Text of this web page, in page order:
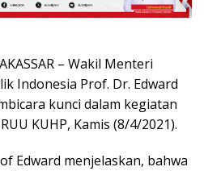
– Wakil Menteri
Indonesia Prof. Dr. Edward
kunci dalam kegiatan
KUHP, Kamis (8/4/2021).
Edward menjelaskan, bahwa